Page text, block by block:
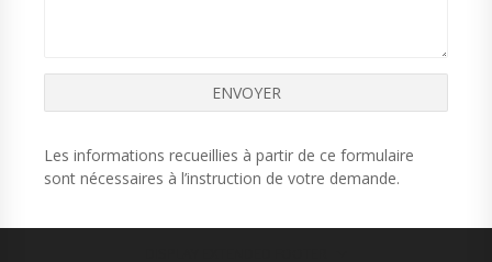
Les informations recueillies à partir de ce formulaire
sont nécessaires à l’instruction de votre demande.